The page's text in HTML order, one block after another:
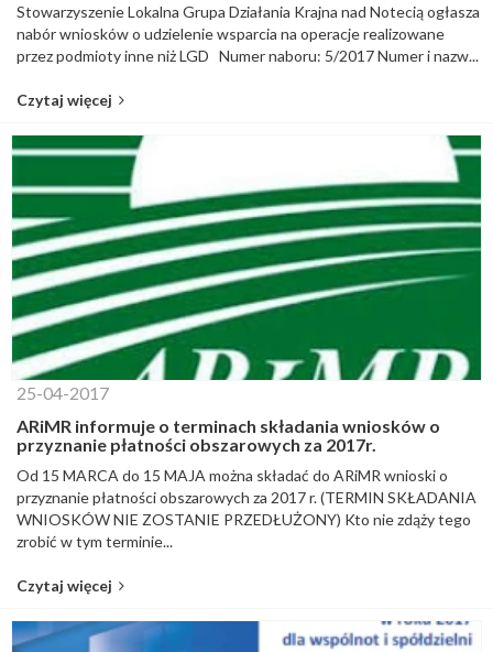
Stowarzyszenie Lokalna Grupa Działania Krajna nad Notecią ogłasza
nabór wniosków o udzielenie wsparcia na operacje realizowane
przez podmioty inne niż LGD Numer naboru: 5/2017 Numer i nazw...
Czytaj więcej
25-04-2017
ARiMR informuje o terminach składania wniosków o
przyznanie płatności obszarowych za 2017r.
Od 15 MARCA do 15 MAJA można składać do ARiMR wnioski o
przyznanie płatności obszarowych za 2017 r. (TERMIN SKŁADANIA
WNIOSKÓW NIE ZOSTANIE PRZEDŁUŻONY) Kto nie zdąży tego
zrobić w tym terminie...
Czytaj więcej